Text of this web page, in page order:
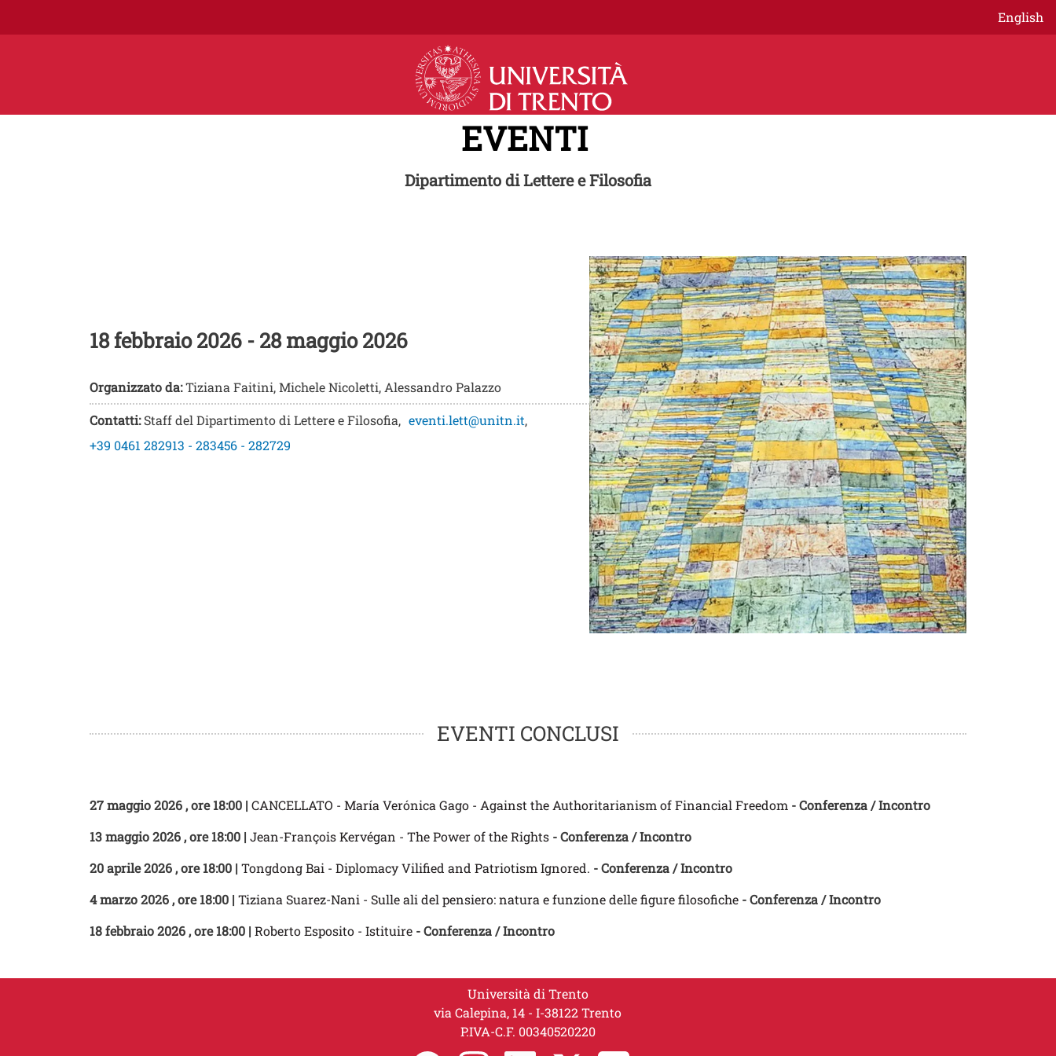
English
EVENTI
Dipartimento di Lettere e Filosofia
Image
18 febbraio 2026 - 28 maggio 2026
Organizzato da:Tiziana Faitini, Michele Nicoletti, Alessandro Palazzo
Contatti:Staff del Dipartimento di Lettere e Filosofia, eventi.lett@unitn.it,
+39 0461 282913 - 283456 - 282729
EVENTI CONCLUSI
27 maggio 2026 , ore 18:00 | CANCELLATO - María Verónica Gago - Against the Authoritarianism of Financial Freedom - Conferenza / Incontro
13 maggio 2026 , ore 18:00 | Jean-François Kervégan - The Power of the Rights - Conferenza / Incontro
20 aprile 2026 , ore 18:00 | Tongdong Bai - Diplomacy Vilified and Patriotism Ignored. - Conferenza / Incontro
4 marzo 2026 , ore 18:00 | Tiziana Suarez-Nani - Sulle ali del pensiero: natura e funzione delle figure filosofiche - Conferenza / Incontro
18 febbraio 2026 , ore 18:00 | Roberto Esposito - Istituire - Conferenza / Incontro
Università di Trento
via Calepina, 14 - I-38122 Trento
P.IVA-C.F. 00​3​40520220